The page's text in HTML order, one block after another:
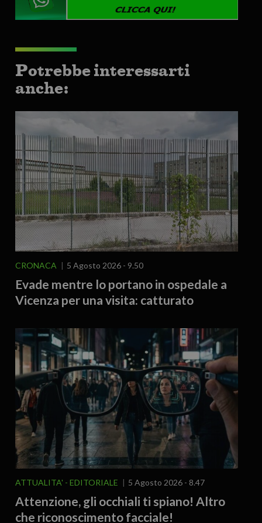
Potrebbe interessarti
anche:
CRONACA 5 Agosto 2026 - 9.50
Evade mentre lo portano in ospedale a
Vicenza per una visita: catturato
ATTUALITA' EDITORIALE 5 Agosto 2026 - 8.47
Attenzione, gli occhiali ti spiano! Altro
che riconoscimento facciale!